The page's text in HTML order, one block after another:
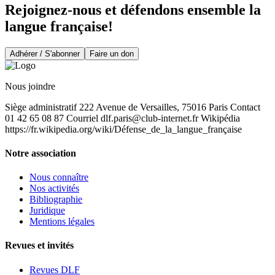
Rejoignez-nous et défendons ensemble la
langue française!
Adhérer / S'abonner Faire un don
Nous joindre
Siège administratif 222 Avenue de Versailles, 75016 Paris Contact
01 42 65 08 87 Courriel dlf.paris@club-internet.frWikipédia
https://fr.wikipedia.org/wiki/Défense_de_la_langue_française
Notre association
Nous connaître
Nos activités
Bibliographie
Juridique
Mentions légales
Revues et invités
Revues DLF